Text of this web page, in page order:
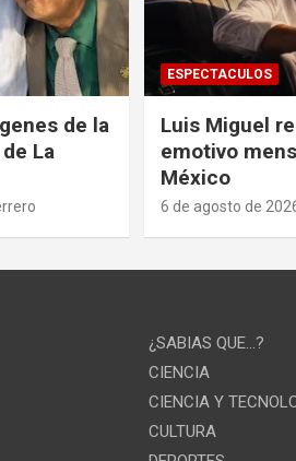
de la
La
ESPECTACULOS
Luis Miguel
emotivo
México
6 de agosto de
¿SABIAS QUE…?
CIENCIA
CIENCIA Y
CULTURA